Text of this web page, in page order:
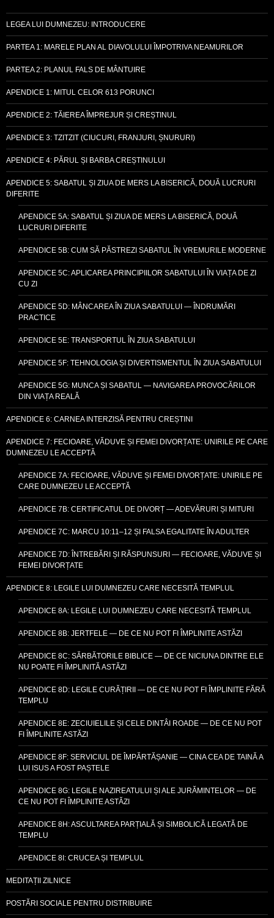
LEGEA LUI DUMNEZEU: INTRODUCERE
PARTEA 1: MARELE PLAN AL DIAVOLULUI ÎMPOTRIVA NEAMURILOR
PARTEA 2: PLANUL FALS DE MÂNTUIRE
APENDICE 1: MITUL CELOR 613 PORUNCI
APENDICE 2: TĂIEREA ÎMPREJUR ȘI CREȘTINUL
APENDICE 3: TZITZIT (CIUCURI, FRANJURI, ȘNURURI)
APENDICE 4: PĂRUL ȘI BARBA CREȘTINULUI
APENDICE 5: SABATUL ȘI ZIUA DE MERS LA BISERICĂ, DOUĂ LUCRURI
DIFERITE
APENDICE 5A: SABATUL ȘI ZIUA DE MERS LA BISERICĂ, DOUĂ
LUCRURI DIFERITE
APENDICE 5B: CUM SĂ PĂSTREZI SABATUL ÎN VREMURILE MODERNE
APENDICE 5C: APLICAREA PRINCIPIILOR SABATULUI ÎN VIAȚA DE ZI
CU ZI
APENDICE 5D: MÂNCAREA ÎN ZIUA SABATULUI — ÎNDRUMĂRI
PRACTICE
APENDICE 5E: TRANSPORTUL ÎN ZIUA SABATULUI
APENDICE 5F: TEHNOLOGIA ȘI DIVERTISMENTUL ÎN ZIUA SABATULUI
APENDICE 5G: MUNCA ȘI SABATUL — NAVIGAREA PROVOCĂRILOR
DIN VIAȚA REALĂ
APENDICE 6: CARNEA INTERZISĂ PENTRU CREȘTINI
APENDICE 7: FECIOARE, VĂDUVE ȘI FEMEI DIVORȚATE: UNIRILE PE CARE
DUMNEZEU LE ACCEPTĂ
APENDICE 7A: FECIOARE, VĂDUVE ȘI FEMEI DIVORȚATE: UNIRILE PE
CARE DUMNEZEU LE ACCEPTĂ
APENDICE 7B: CERTIFICATUL DE DIVORȚ — ADEVĂRURI ȘI MITURI
APENDICE 7C: MARCU 10:11–12 ȘI FALSA EGALITATE ÎN ADULTER
APENDICE 7D: ÎNTREBĂRI ȘI RĂSPUNSURI — FECIOARE, VĂDUVE ȘI
FEMEI DIVORȚATE
APENDICE 8: LEGILE LUI DUMNEZEU CARE NECESITĂ TEMPLUL
APENDICE 8A: LEGILE LUI DUMNEZEU CARE NECESITĂ TEMPLUL
APENDICE 8B: JERTFELE — DE CE NU POT FI ÎMPLINITE ASTĂZI
APENDICE 8C: SĂRBĂTORILE BIBLICE — DE CE NICIUNA DINTRE ELE
NU POATE FI ÎMPLINITĂ ASTĂZI
APENDICE 8D: LEGILE CURĂȚIRII — DE CE NU POT FI ÎMPLINITE FĂRĂ
TEMPLU
APENDICE 8E: ZECIUIELILE ȘI CELE DINTÂI ROADE — DE CE NU POT
FI ÎMPLINITE ASTĂZI
APENDICE 8F: SERVICIUL DE ÎMPĂRTĂȘANIE — CINA CEA DE TAINĂ A
LUI ISUS A FOST PAȘTELE
APENDICE 8G: LEGILE NAZIREATULUI ȘI ALE JURĂMINTELOR — DE
CE NU POT FI ÎMPLINITE ASTĂZI
APENDICE 8H: ASCULTAREA PARȚIALĂ ȘI SIMBOLICĂ LEGATĂ DE
TEMPLU
APENDICE 8I: CRUCEA ȘI TEMPLUL
MEDITAȚII ZILNICE
POSTĂRI SOCIALE PENTRU DISTRIBUIRE